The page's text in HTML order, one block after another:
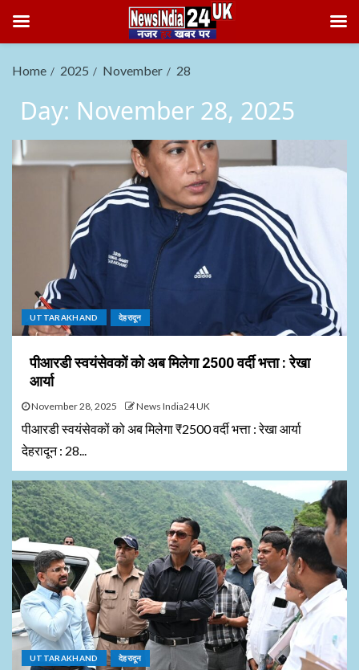
Home 2025 November 28
Day: November 28, 2025
UTTARAKHAND देहरादून
पीआरडी स्वयंसेवकों को अब मिलेगा ₹2500 वर्दी भत्ता : रेखा
आर्या
November 28, 2025 News India24 UK
पीआरडी स्वयंसेवकों को अब मिलेगा ₹2500 वर्दी भत्ता : रेखा आर्या
देहरादून : 28...
UTTARAKHAND देहरादून